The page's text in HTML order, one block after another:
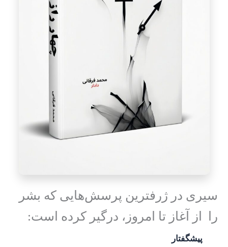
سیری در ژرفترین پرسش‌هایی که بشر
را از آغاز تا امروز، درگیر کرده است:
پیشگفتار